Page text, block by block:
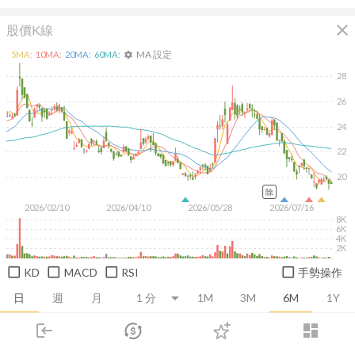
login dashboard
市場 登入
股價K線 close
日 週 月 1M 3M 6M 1Y
2026/02/10 2026/04/10 2026/05/28 2026/07/16
20
22
24
26
28
2K
4K
6K
8K
5MA: 10MA: 20MA: 60MA: settings MA 設定
除
KD MACD RSI 手勢操作
推薦卡片 消息面 財務報